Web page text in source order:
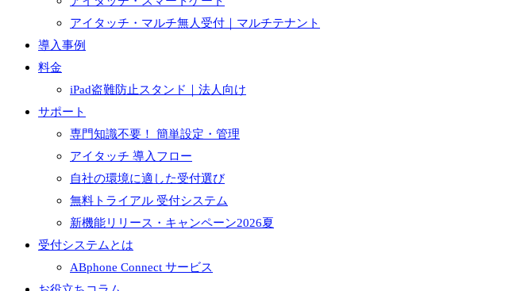
アイタッチ・マルチ無人受付｜マルチテナント
導入事例
料金
iPad盗難防止スタンド｜法人向け
サポート
専門知識不要！ 簡単設定・管理
アイタッチ 導入フロー
自社の環境に適した受付選び
無料トライアル 受付システム
新機能リリース・キャンペーン2026夏
受付システムとは
ABphone Connect サービス